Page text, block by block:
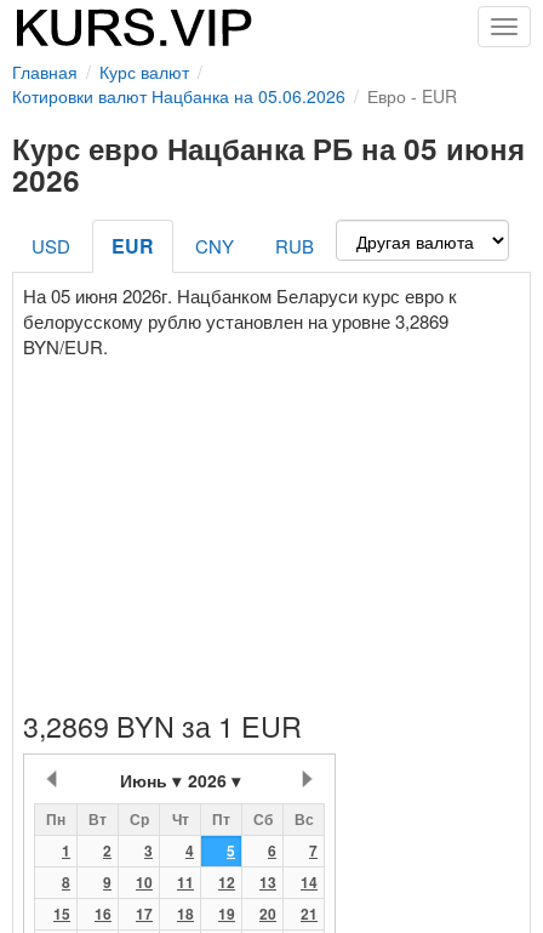
Главная
Курс валют
Котировки валют Нацбанка на 05.06.2026
Евро - EUR
Курс евро Нацбанка РБ на 05 июня
2026
USD EUR CNY
RUB
На 05 июня 2026г. Нацбанком Беларуси курс евро к
белорусскому рублю установлен на уровне 3,2869
BYN/EUR.
3,2869 BYN за 1 EUR
Июнь 2026
Пн Вт Ср Чт Пт Сб
Вс
1
2 3 4 5 6
7
8
9 10 11 12 13
14
15
16 17 18 19 20
21